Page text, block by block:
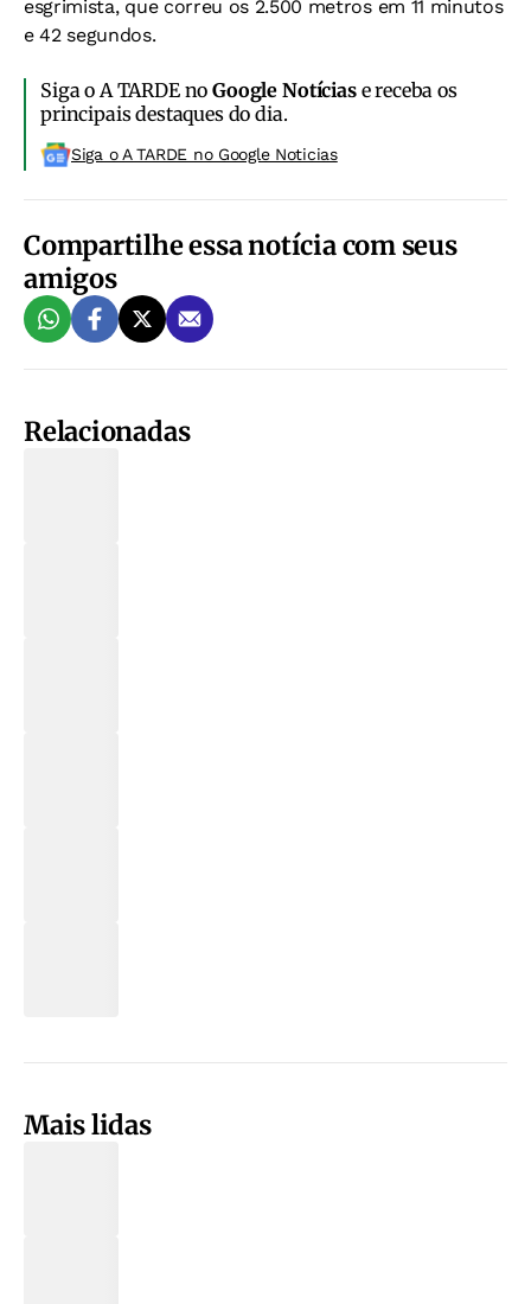
esgrimista, que correu os 2.500 metros em 11 minutos
e 42 segundos.
Siga o A TARDE noGoogle Notíciase receba os
principais destaques do dia.
Siga o A TARDE no Google Noticias
Compartilhe essa notícia com seus
amigos
Relacionadas
Mais lidas